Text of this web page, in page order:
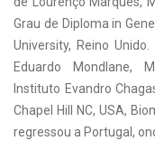
Grau de Diploma in
University, Reino
Eduardo Mondlane,
Instituto Evandro
Chapel Hill NC, USA,
regressou a Portugal,